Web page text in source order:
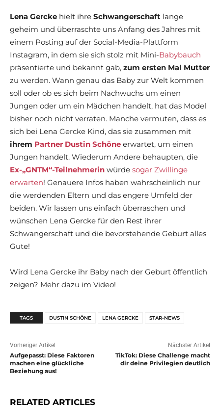
Lena Gercke hielt ihre Schwangerschaft lange
geheim und überraschte uns Anfang des Jahres mit
einem Posting auf der Social-Media-Plattform
Instagram, in dem sie sich stolz mit Mini-Babybauch
präsentierte und bekannt gab, zum ersten Mal Mutter
zu werden. Wann genau das Baby zur Welt kommen
soll oder ob es sich beim Nachwuchs um einen
Jungen oder um ein Mädchen handelt, hat das Model
bisher noch nicht verraten. Manche vermuten, dass es
sich bei Lena Gercke Kind, das sie zusammen mit
ihrem Partner Dustin Schöne erwartet, um einen
Jungen handelt. Wiederum Andere behaupten, die
Ex-„GNTM“-Teilnehmerin würde sogar Zwillinge
erwarten! Genauere Infos haben wahrscheinlich nur
die werdenden Eltern und das engere Umfeld der
beiden. Wir lassen uns einfach überraschen und
wünschen Lena Gercke für den Rest ihrer
Schwangerschaft und die bevorstehende Geburt alles
Gute!
Wird Lena Gercke ihr Baby nach der Geburt öffentlich
zeigen? Mehr dazu im Video!
TAGS DUSTIN SCHÖNE LENA GERCKE STAR-NEWS
Vorheriger Artikel
Aufgepasst: Diese Faktoren
machen eine glückliche
Beziehung aus!
Nächster Artikel
TikTok: Diese Challenge macht
dir deine Privilegien deutlich
RELATED ARTICLES